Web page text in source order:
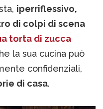
iperriflessivo,
di colpi di scena
torta di zucca
la sua cucina può
confidenziali,
di casa.